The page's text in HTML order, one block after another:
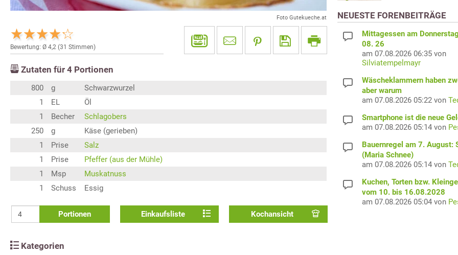
Foto Gutekueche.at
Bewertung: Ø 4,2 (31 Stimmen)
Zutaten für 4 Portionen
800 g
Schwarzwurzel
1
EL
Öl
1
Becher
Schlagobers
250
g
Käse (gerieben)
1
Prise
Salz
1
Prise
Pfeffer (aus der Mühle)
1
Msp
Muskatnuss
1
Schuss Essig
Portionen Einkaufsliste Kochansicht
Kategorien
NEUESTE FORENBEITRÄGE
Mittagessen am
08. 26
am 07.08.2026 06:35 von
Silviatempelmayr
Wäscheklammern haben
aber warum
am 07.08.2026 05:22 von
Smartphone ist die neue
am 07.08.2026 05:14 von
Bauernregel am 7. August:
(Maria Schnee)
am 07.08.2026 05:14 von
Kuchen, Torten bzw.
vom 10. bis 16.08.2028
am 07.08.2026 05:04 von